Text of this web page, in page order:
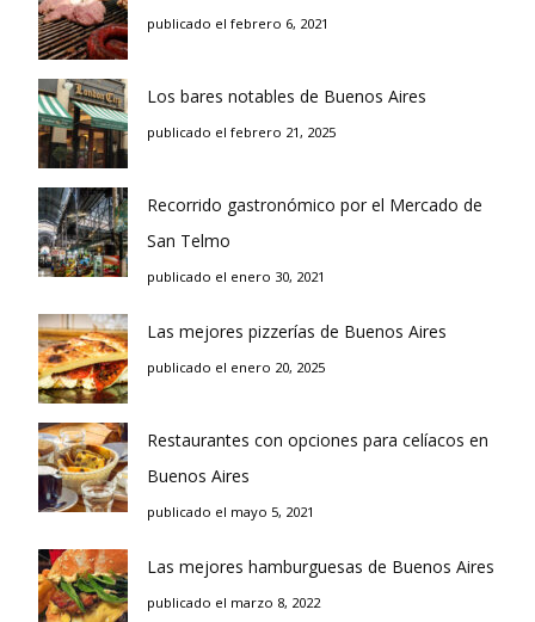
publicado el febrero 6, 2021
Los bares notables de Buenos Aires
publicado el febrero 21, 2025
Recorrido gastronómico por el Mercado de
San Telmo
publicado el enero 30, 2021
Las mejores pizzerías de Buenos Aires
publicado el enero 20, 2025
Restaurantes con opciones para celíacos en
Buenos Aires
publicado el mayo 5, 2021
Las mejores hamburguesas de Buenos Aires
publicado el marzo 8, 2022